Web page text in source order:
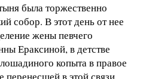
была торжественно
собор. В этот день от нее
жены певчего
Ераксиной, в детстве
копыта в правое